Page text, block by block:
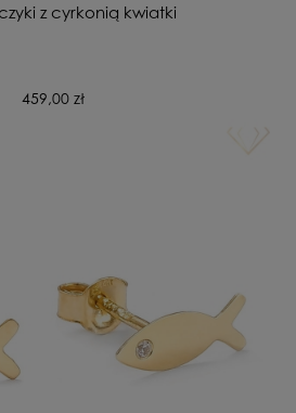
z cyrkonią kwiatki
459,00 zł